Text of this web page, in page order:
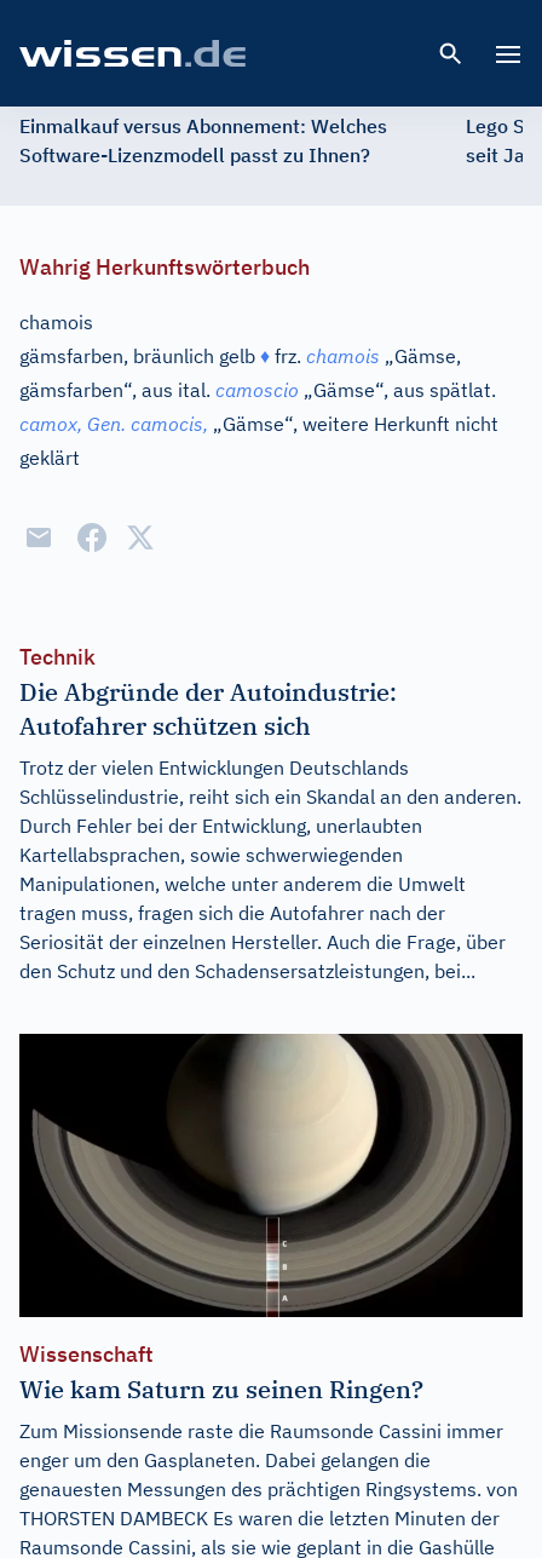
Einmalkauf versus Abonnement: Welches
Software-Lizenzmodell passt zu Ihnen?
Lego
seit
Wahrig Herkunftswörterbuch
chamois
gämsfarben, bräunlich gelb ♦ frz. chamois „Gämse,
gämsfarben“, aus ital. camoscio „Gämse“, aus spätlat.
camox, Gen. camocis, „Gämse“, weitere Herkunft nicht
geklärt
Technik
Die Abgründe der Autoindustrie:
Autofahrer schützen sich
Trotz der vielen Entwicklungen Deutschlands
Schlüsselindustrie, reiht sich ein Skandal an den anderen.
Durch Fehler bei der Entwicklung, unerlaubten
Kartellabsprachen, sowie schwerwiegenden
Manipulationen, welche unter anderem die Umwelt
tragen muss, fragen sich die Autofahrer nach der
Seriosität der einzelnen Hersteller. Auch die Frage, über
den Schutz und den Schadensersatzleistungen, bei...
Wissenschaft
Wie kam Saturn zu seinen Ringen?
Zum Missionsende raste die Raumsonde Cassini immer
enger um den Gasplaneten. Dabei gelangen die
genauesten Messungen des prächtigen Ringsystems. von
THORSTEN DAMBECK Es waren die letzten Minuten der
Raumsonde Cassini, als sie wie geplant in die Gashülle